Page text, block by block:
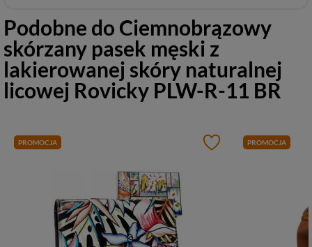
Podobne do Ciemnobrązowy
skórzany pasek męski z
lakierowanej skóry naturalnej
licowej Rovicky PLW-R-11 BR
PROMOCJA PROMOCJA